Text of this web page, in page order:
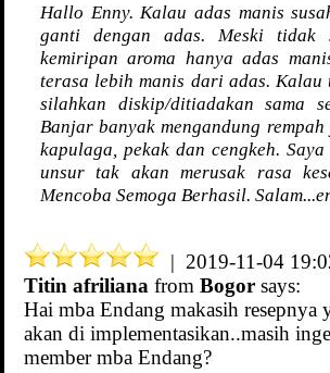
Hallo Enny. Kalau adas manis
ganti dengan adas. Meski tidak
kemiripan aroma hanya adas
terasa lebih manis dari adas. Kalau
silahkan diskip/ditiadakan sama
Banjar banyak mengandung
kapulaga, pekak dan cengkeh.
unsur tak akan merusak rasa
Mencoba Semoga Berhasil.
| 2019-11-04
Titin afriliana from Bogor says:
Hai mba Endang makasih resepnya
akan di implementasikan..masih
member mba Endang?